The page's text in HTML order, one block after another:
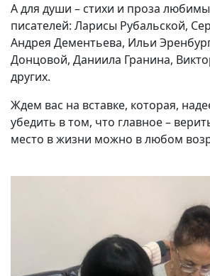
А для души – стихи и проза
писателей: Ларисы Рубальской,
Андрея Дементьева, Ильи
Донцовой, Даниила Гранина,
других.
Ждем вас на вставке, которая,
убедить в том, что главное –
место в жизни можно в любом